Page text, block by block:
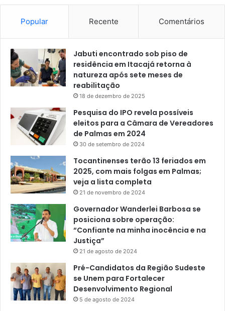
Popular Recente Comentários
Jabuti encontrado sob piso de
residência em Itacajá retorna à
natureza após sete meses de
reabilitação
18 de dezembro de 2025
Pesquisa do IPO revela possíveis
eleitos para a Câmara de Vereadores
de Palmas em 2024
30 de setembro de 2024
Tocantinenses terão 13 feriados em
2025, com mais folgas em Palmas;
veja a lista completa
21 de novembro de 2024
Governador Wanderlei Barbosa se
posiciona sobre operação:
“Confiante na minha inocência e na
Justiça”
21 de agosto de 2024
Pré-Candidatos da Região Sudeste
se Unem para Fortalecer
Desenvolvimento Regional
5 de agosto de 2024